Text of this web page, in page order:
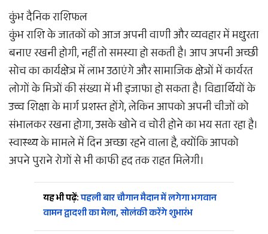
कुंभ दैनिक राशिफल
कुंभ राशि के जातकों को आज अपनी वाणी और व्यवहार में मधुरता
बनाए रखनी होगी, नहीं तो समस्या हो सकती है। आप अपनी अच्छी
सोच का कार्यक्षेत्र में लाभ उठाएंगे और सामाजिक क्षेत्रों में कार्यरत
लोगों के मित्रों की संख्या में भी इजाफा हो सकता है। विद्यार्थियों के
उच्च शिक्षा के मार्ग प्रशस्त होंगे, लेकिन आपको अपनी चीजों को
संभालकर रखना होगा, उसके खोने व चोरी होने का भय सता रहा है।
स्वास्थ्य के मामले में दिन अच्छा रहने वाला है, क्योंकि आपको
अपने पुराने रोगों से भी काफी हद तक राहत मिलेगी।
यह भी पढ़ें:पहली बार चौगान मैदान में लगेगा भगवान
वामन द्वादशी का मेला, सोलंकी करेंगे शुभारंभ